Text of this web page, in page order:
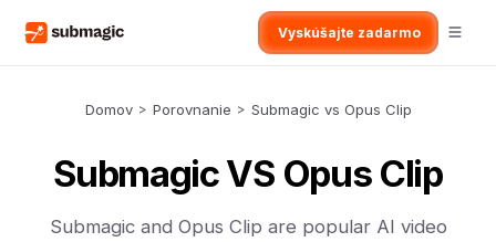
Vyskúšajte zadarmo
Domov > Porovnanie > Submagic vs Opus Clip
Submagic VS Opus Clip
Submagic and Opus Clip are popular AI video